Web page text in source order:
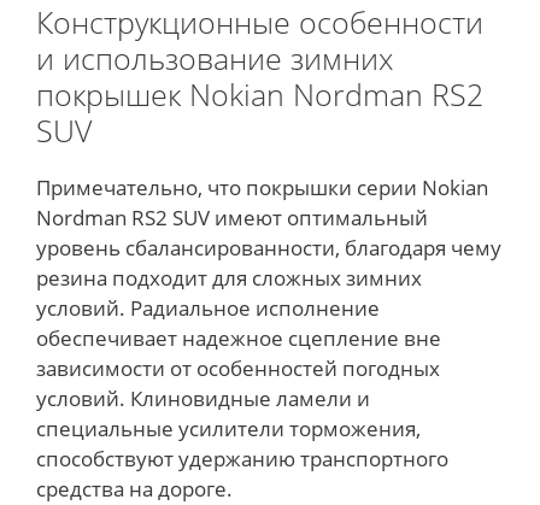
Конструкционные особенности
и использование зимних
покрышек Nokian Nordman RS2
SUV
Примечательно, что покрышки серии Nokian
Nordman RS2 SUV имеют оптимальный
уровень сбалансированности, благодаря чему
резина подходит для сложных зимних
условий. Радиальное исполнение
обеспечивает надежное сцепление вне
зависимости от особенностей погодных
условий. Клиновидные ламели и
специальные усилители торможения,
способствуют удержанию транспортного
средства на дороге.